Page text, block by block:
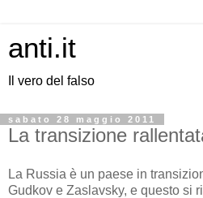
anti.it
Il vero del falso
sabato 28 maggio 2011
La transizione
La Russia è un paese in
Gudkov e Zaslavsky, e questo si